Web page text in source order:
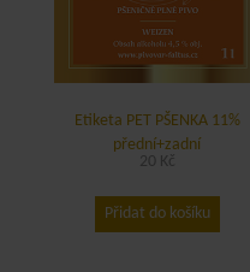
Etiketa PET PŠENKA 11%
přední+zadní
20 Kč
Přidat do košíku